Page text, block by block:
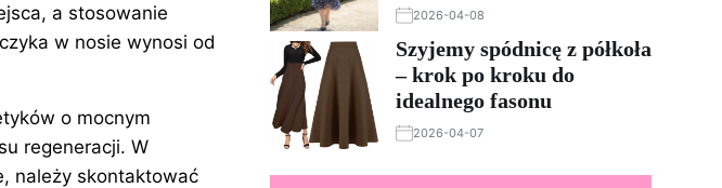
a stosowanie
w nosie wynosi od
o mocnym
regeneracji. W
należy skontaktować
2026-04-08
Szyjemy spódnicę z półkoła
– krok po kroku do
idealnego fasonu
2026-04-07